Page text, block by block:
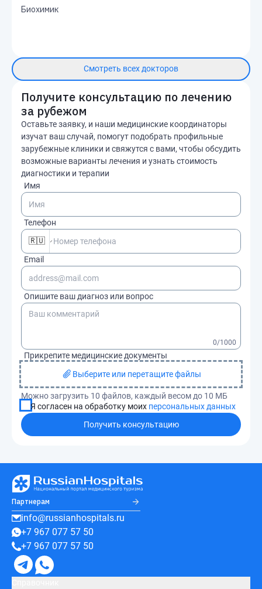
Биохимик
Смотреть всех докторов
Получите консультацию по лечению
за рубежом
Оставьте заявку, и наши медицинские координаторы
изучат ваш случай, помогут подобрать профильные
зарубежные клиники и свяжутся с вами, чтобы обсудить
возможные варианты лечения и узнать стоимость
диагностики и терапии
Имя
Телефон
🇷🇺
Email
Опишите ваш диагноз или вопрос
0/1000
Прикрепите медицинские документы
Выберите или перетащите файлы
Можно загрузить 10 файлов, каждый весом до 10 МБ
Я согласен на обработку моих персональных данных
Получить консультацию
Партнерам
info@russianhospitals.ru
+7 967 077 57 50
+7 967 077 57 50